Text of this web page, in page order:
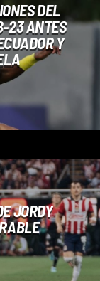
DEL
23 ANTES
Y
JORDY